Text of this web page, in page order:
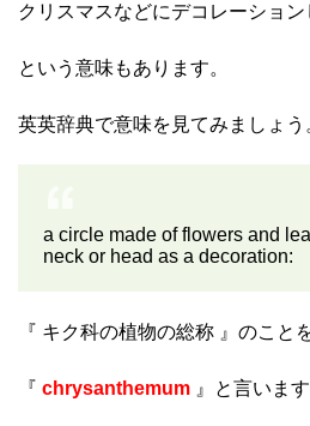
クリスマスなどにデコレーション
という意味もあります。
英英辞典で意味を見てみましょう
a circle made of flowers and
neck or head as a decoration:
『 キク科の植物の総称 』のこと
『 chrysanthemum 』と言います